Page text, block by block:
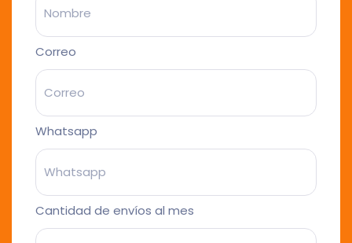
Correo
Whatsapp
Cantidad de envíos al mes